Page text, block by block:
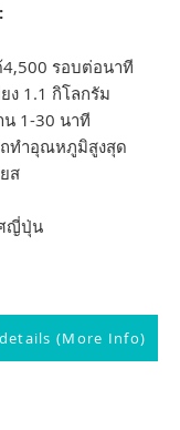
4,500 รอบต่อนาที
ง 1.1 กิโลกรัม
น 1-30 นาที
ถทำอุณหภูมิสูงสุด
ส
ญี่ปุ่น
(More Info)